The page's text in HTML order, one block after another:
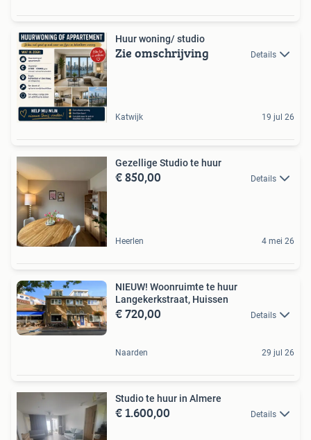
Huur woning/ studio
Zie omschrijving Details
Katwijk 19 jul 26
Gezellige Studio te huur
€ 850,00 Details
Heerlen 4 mei 26
NIEUW! Woonruimte te huur
Langekerkstraat, Huissen
€ 720,00 Details
Naarden 29 jul 26
Studio te huur in Almere
€ 1.600,00 Details